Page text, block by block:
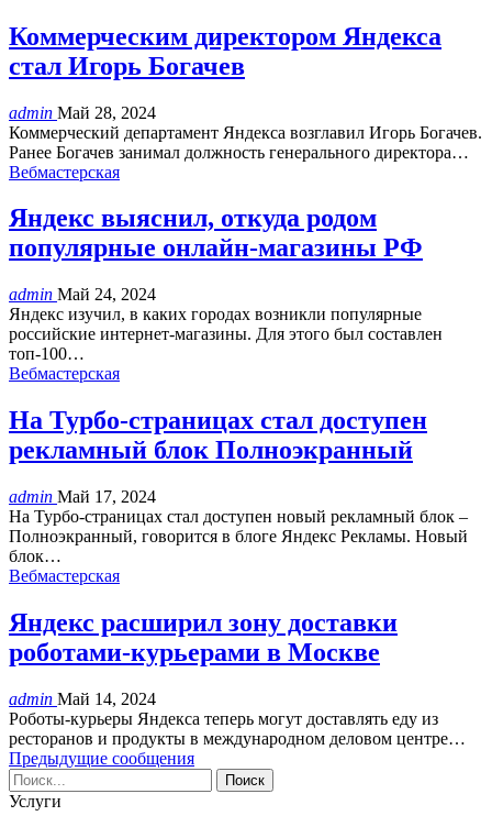
Коммерческим директором Яндекса
стал Игорь Богачев
admin Май 28, 2024
Коммерческий департамент Яндекса возглавил Игорь Богачев.
Ранее Богачев занимал должность генерального директора…
Вебмастерская
Яндекс выяснил, откуда родом
популярные онлайн-магазины РФ
admin Май 24, 2024
Яндекс изучил, в каких городах возникли популярные
российские интернет-магазины. Для этого был составлен
топ-100…
Вебмастерская
На Турбо-страницах стал доступен
рекламный блок Полноэкранный
admin Май 17, 2024
На Турбо-страницах стал доступен новый рекламный блок –
Полноэкранный, говорится в блоге Яндекс Рекламы. Новый
блок…
Вебмастерская
Яндекс расширил зону доставки
роботами-курьерами в Москве
admin Май 14, 2024
Роботы-курьеры Яндекса теперь могут доставлять еду из
ресторанов и продукты в международном деловом центре…
Предыдущие сообщения
Услуги